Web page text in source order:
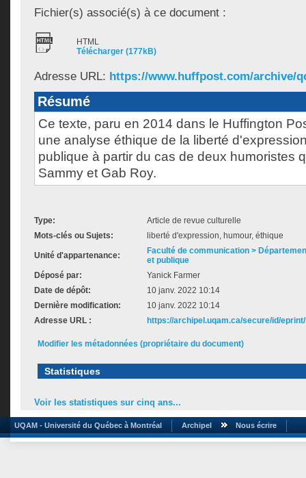
Fichier(s) associé(s) à ce document :
HTML
Télécharger (177kB)
Adresse URL: https://www.huffpost.com/archive/
Résumé
Ce texte, paru en 2014 dans le Huffington
une analyse éthique de la liberté
publique à partir du cas de deux humoristes
Sammy et Gab Roy.
Type:
Article de revue culturelle
Mots-clés ou Sujets:
liberté d'expression, humour, éthique
Unité d'appartenance:
Faculté de communication >
et publique
Déposé par:
Yanick Farmer
Date de dépôt:
10 janv. 2022 10:14
Dernière modification:
10 janv. 2022 10:14
Adresse URL :
https://archipel.uqam.ca/secure/id/
Modifier les métadonnées (propriétaire du document)
Statistiques
Voir les statistiques sur cinq ans...
UQAM - Université du Québec à Montréal Archipel Nous écrire